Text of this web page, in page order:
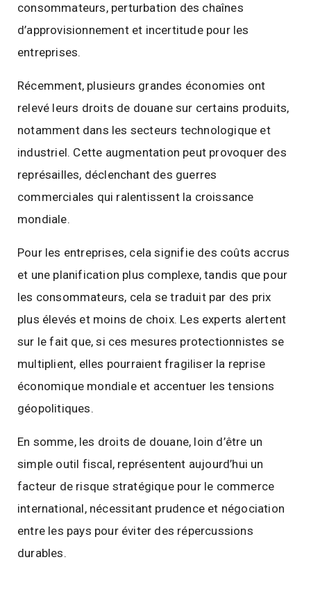
consommateurs, perturbation des chaînes
d’approvisionnement et incertitude pour les
entreprises.
Récemment, plusieurs grandes économies ont
relevé leurs droits de douane sur certains produits,
notamment dans les secteurs technologique et
industriel. Cette augmentation peut provoquer des
représailles, déclenchant des guerres
commerciales qui ralentissent la croissance
mondiale.
Pour les entreprises, cela signifie des coûts accrus
et une planification plus complexe, tandis que pour
les consommateurs, cela se traduit par des prix
plus élevés et moins de choix. Les experts alertent
sur le fait que, si ces mesures protectionnistes se
multiplient, elles pourraient fragiliser la reprise
économique mondiale et accentuer les tensions
géopolitiques.
En somme, les droits de douane, loin d’être un
simple outil fiscal, représentent aujourd’hui un
facteur de risque stratégique pour le commerce
international, nécessitant prudence et négociation
entre les pays pour éviter des répercussions
durables.